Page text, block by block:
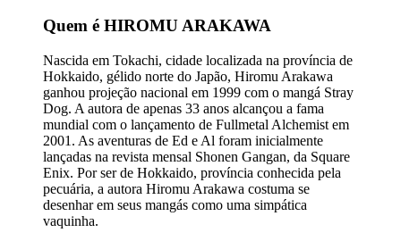
Quem é HIROMU ARAKAWA
Nascida em Tokachi, cidade localizada na província de
Hokkaido, gélido norte do Japão, Hiromu Arakawa
ganhou projeção nacional em 1999 com o mangá Stray
Dog. A autora de apenas 33 anos alcançou a fama
mundial com o lançamento de Fullmetal Alchemist em
2001. As aventuras de Ed e Al foram inicialmente
lançadas na revista mensal Shonen Gangan, da Square
Enix. Por ser de Hokkaido, província conhecida pela
pecuária, a autora Hiromu Arakawa costuma se
desenhar em seus mangás como uma simpática
vaquinha.